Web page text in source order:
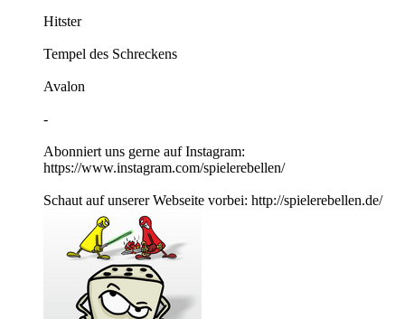
Hitster
Tempel des Schreckens
Avalon
-
Abonniert uns gerne auf Instagram:
https://www.instagram.com/spielerebellen/
Schaut auf unserer Webseite vorbei: http://spielerebellen.de/